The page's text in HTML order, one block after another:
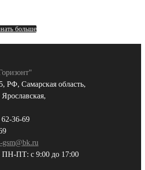
больше
РФ, Самарская область,
Ярославская,
36-69
gsm@bk.ru
ПН-ПТ: с 9:00 до 17:00